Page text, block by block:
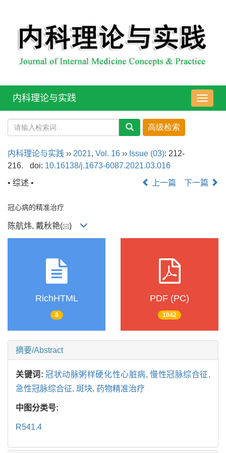
导
航
内科理论与实践
内科理论与实践 ›› 2021, Vol. 16 ›› Issue (03): 212-
216.
doi: 10.16138/j.1673-6087.2021.03.016
• 综述 •
上一篇 下一篇
冠心病的精准治疗
陈航炜, 戴秋艳( )
RichHTML
8
PDF (PC)
1042
摘要/Abstract
关键词:冠状动脉粥样硬化性心脏病,慢性冠脉综合征,
急性冠脉综合征, 斑块, 药物精准治疗
中图分类号:
R541.4